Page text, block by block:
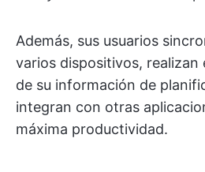
Además, sus usuarios
varios dispositivos, realizan
de su información de
integran con otras
máxima productividad.